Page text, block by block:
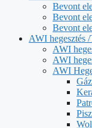
Bevont
Bevont
Bevont
AWI hegesztés
AWI
AWI
AWI